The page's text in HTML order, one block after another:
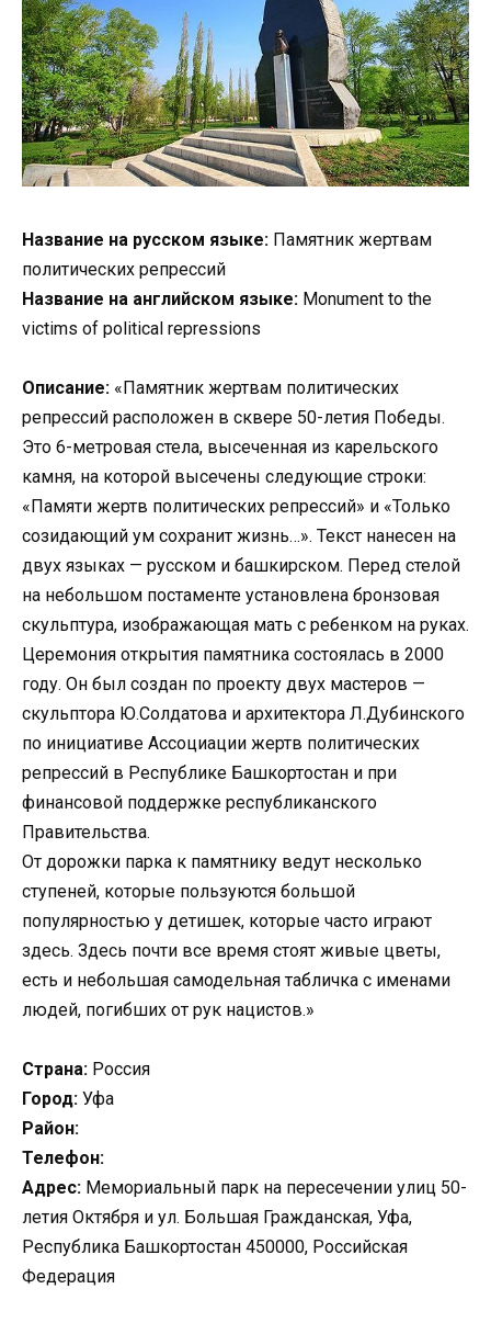
Название на русском языке: Памятник жертвам
политических репрессий
Название на английском языке: Monument to the
victims of political repressions
Описание: «Памятник жертвам политических
репрессий расположен в сквере 50-летия Победы.
Это 6-метровая стела, высеченная из карельского
камня, на которой высечены следующие строки:
«Памяти жертв политических репрессий» и «Только
созидающий ум сохранит жизнь…». Текст нанесен на
двух языках — русском и башкирском. Перед стелой
на небольшом постаменте установлена бронзовая
скульптура, изображающая мать с ребенком на руках.
Церемония открытия памятника состоялась в 2000
году. Он был создан по проекту двух мастеров —
скульптора Ю.Солдатова и архитектора Л.Дубинского
по инициативе Ассоциации жертв политических
репрессий в Республике Башкортостан и при
финансовой поддержке республиканского
Правительства.
От дорожки парка к памятнику ведут несколько
ступеней, которые пользуются большой
популярностью у детишек, которые часто играют
здесь. Здесь почти все время стоят живые цветы,
есть и небольшая самодельная табличка с именами
людей, погибших от рук нацистов.»
Страна: Россия
Город: Уфа
Район:
Телефон:
Адрес: Мемориальный парк на пересечении улиц 50-
летия Октября и ул. Большая Гражданская, Уфа,
Республика Башкортостан 450000, Российская
Федерация